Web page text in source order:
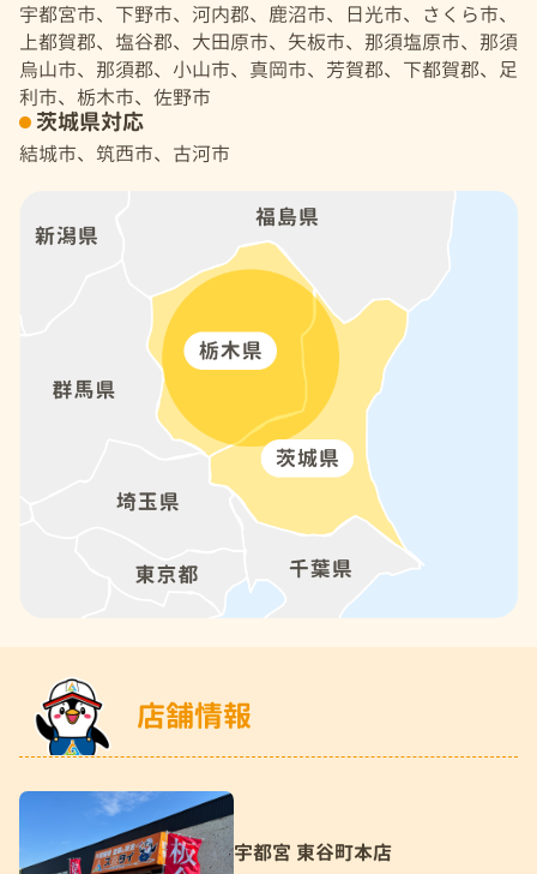
宇都宮市、下野市、河内郡、鹿沼市、日光市、さくら市、
上都賀郡、塩谷郡、大田原市、矢板市、那須塩原市、那須
烏山市、那須郡、小山市、真岡市、芳賀郡、下都賀郡、足
利市、栃木市、佐野市
茨城県対応
結城市、筑西市、古河市
店舗情報
宇都宮 東谷町本店